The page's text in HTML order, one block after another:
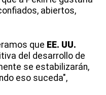
abiertos,
que EE. UU.
del desarrollo de
se estabilizarán,
eso suceda",